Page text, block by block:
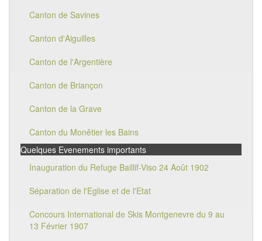
Canton de Savines
Canton d'Aiguilles
Canton de l'Argentière
Canton de Briançon
Canton de la Grave
Canton du Monêtier les Bains
Quelques Evenements importants
Inauguration du Refuge Baillif-Viso 24 Août 1902
Séparation de l'Eglise et de l'Etat
Concours International de Skis Montgenevre du 9 au
13 Février 1907